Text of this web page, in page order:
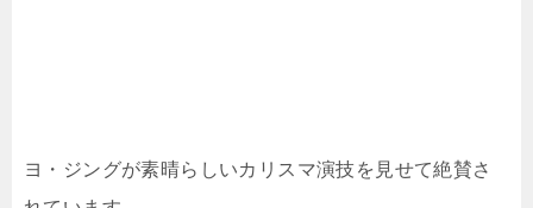
ヨ・ジングが素晴らしいカリスマ演技を見せて絶賛さ